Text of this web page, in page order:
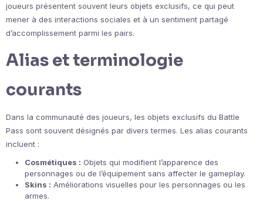
joueurs présentent souvent leurs objets exclusifs, ce qui peut
mener à des interactions sociales et à un sentiment partagé
d’accomplissement parmi les pairs.
Alias et terminologie
courants
Dans la communauté des joueurs, les objets exclusifs du Battle
Pass sont souvent désignés par divers termes. Les alias courants
incluent :
Cosmétiques : Objets qui modifient l’apparence des
personnages ou de l’équipement sans affecter le gameplay.
Skins : Améliorations visuelles pour les personnages ou les
armes.